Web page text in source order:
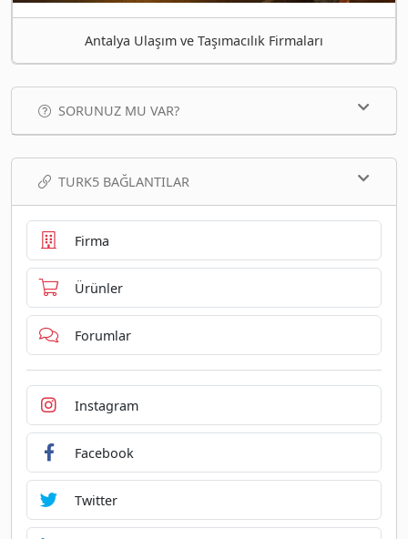
Antalya Ulaşım ve Taşımacılık Firmaları
SORUNUZ MU VAR?
TURK5 BAĞLANTILAR
Firma
Ürünler
Forumlar
Instagram
Facebook
Twitter